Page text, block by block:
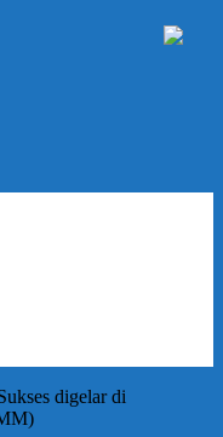
digelar di